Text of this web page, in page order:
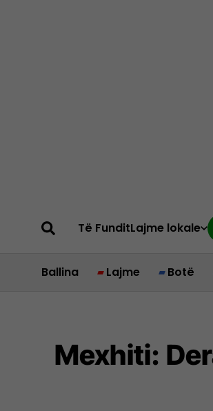
Të FunditLajme lokale
Ballina Lajme Botë
Mexhiti: